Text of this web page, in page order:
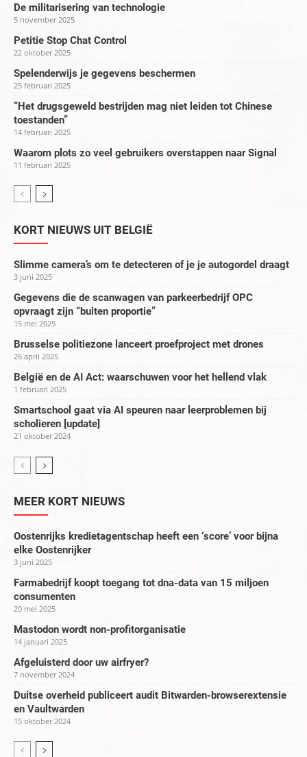
De militarisering van technologie
5 november 2025
Petitie Stop Chat Control
22 oktober 2025
Spelenderwijs je gegevens beschermen
25 februari 2025
“Het drugsgeweld bestrijden mag niet leiden tot Chinese
toestanden”
14 februari 2025
Waarom plots zo veel gebruikers overstappen naar Signal
11 februari 2025
KORT NIEUWS UIT BELGIË
Slimme camera’s om te detecteren of je je autogordel draagt
3 juni 2025
Gegevens die de scanwagen van parkeerbedrijf OPC
opvraagt zijn “buiten proportie”
15 mei 2025
Brusselse politiezone lanceert proefproject met drones
26 april 2025
België en de AI Act: waarschuwen voor het hellend vlak
1 februari 2025
Smartschool gaat via AI speuren naar leerproblemen bij
scholieren [update]
21 oktober 2024
MEER KORT NIEUWS
Oostenrijks kredietagentschap heeft een ‘score’ voor bijna
elke Oostenrijker
3 juni 2025
Farmabedrijf koopt toegang tot dna-data van 15 miljoen
consumenten
20 mei 2025
Mastodon wordt non-profitorganisatie
14 januari 2025
Afgeluisterd door uw airfryer?
7 november 2024
Duitse overheid publiceert audit Bitwarden-browserextensie
en Vaultwarden
15 oktober 2024